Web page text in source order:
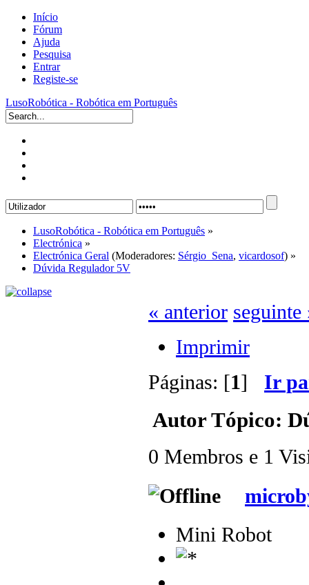
Início
Fórum
Ajuda
Pesquisa
Entrar
Registe-se
LusoRobótica - Robótica em Português
LusoRobótica - Robótica em Português »
Electrónica »
Electrónica Geral (Moderadores: Sérgio_Sena, vicardosof) »
Dúvida Regulador 5V
« anterior seguinte
Imprimir
Páginas: [1] Ir
AutorTópico:
0 Membros e 1
Mini Robot